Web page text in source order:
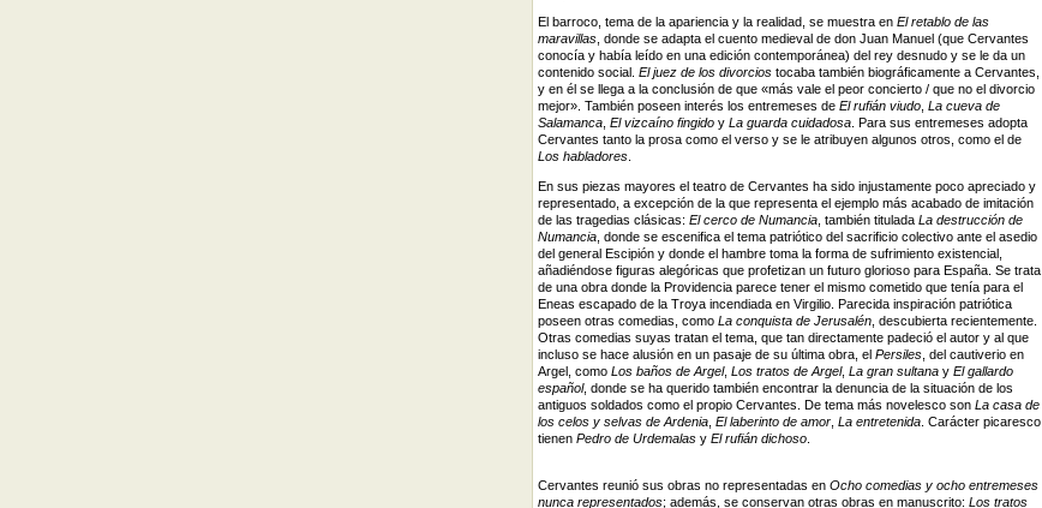
El barroco, tema de la apariencia y la realidad, se muestra en El retablo de las
maravillas, donde se adapta el cuento medieval de don Juan Manuel (que Cervantes
conocía y había leído en una edición contemporánea) del rey desnudo y se le da un
contenido social. El juez de los divorciostocaba también biográficamente a Cervantes,
y en él se llega a la conclusión de que «más vale el peor concierto / que no el divorcio
mejor». También poseen interés los entremeses de El rufián viudo, La cueva de
Salamanca, El vizcaíno fingidoy La guarda cuidadosa. Para sus entremeses adopta
Cervantes tanto la prosa como el verso y se le atribuyen algunos otros, como el de
Los habladores.
En sus piezas mayores el teatro de Cervantes ha sido injustamente poco apreciado y
representado, a excepción de la que representa el ejemplo más acabado de imitación
de las tragedias clásicas: El cerco de Numancia, también titulada La destrucción de
Numancia, donde se escenifica el tema patriótico del sacrificio colectivo ante el asedio
del general Escipión y donde el hambre toma la forma de sufrimiento existencial,
añadiéndose figuras alegóricas que profetizan un futuro glorioso para España. Se trata
de una obra donde la Providencia parece tener el mismo cometido que tenía para el
Eneas escapado de la Troya incendiada en Virgilio. Parecida inspiración patriótica
poseen otras comedias, como La conquista de Jerusalén, descubierta recientemente.
Otras comedias suyas tratan el tema, que tan directamente padeció el autor y al que
incluso se hace alusión en un pasaje de su última obra, el Persiles, del cautiverio en
Argel, como Los baños de Argel, Los tratos de Argel, La gran sultanay El gallardo
español, donde se ha querido también encontrar la denuncia de la situación de los
antiguos soldados como el propio Cervantes. De tema más novelesco son La casa de
los celos y selvas de Ardenia, El laberinto de amor, La entretenida. Carácter picaresco
tienen Pedro de Urdemalasy El rufián dichoso.
Cervantes reunió sus obras no representadas en Ocho comedias y ocho entremeses
nunca representados; además, se conservan otras obras en manuscrito: Los tratos